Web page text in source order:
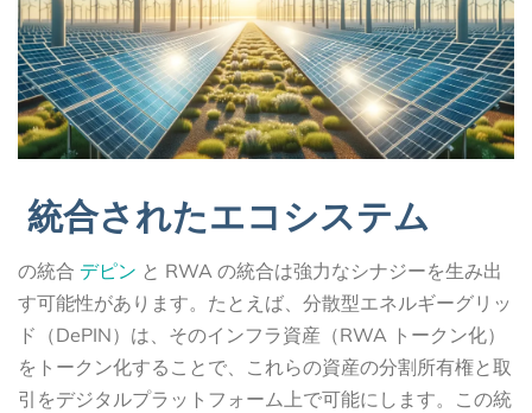
統合されたエコシステム
の統合 デピン と RWA の統合は強力なシナジーを生み出
す可能性があります。たとえば、分散型エネルギーグリッ
ド（DePIN）は、そのインフラ資産（RWA トークン化）
をトークン化することで、これらの資産の分割所有権と取
引をデジタルプラットフォーム上で可能にします。この統